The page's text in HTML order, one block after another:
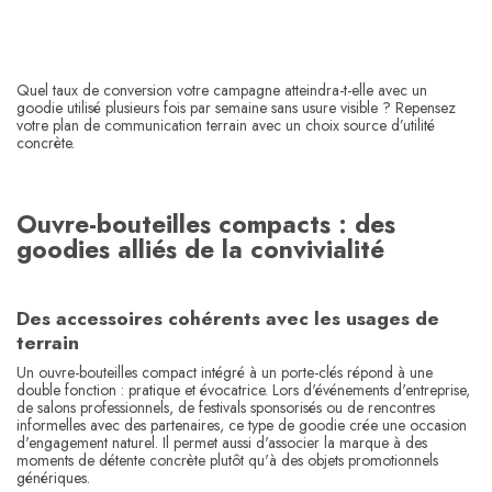
Quel taux de conversion votre campagne atteindra-t-elle avec un
goodie utilisé plusieurs fois par semaine sans usure visible ? Repensez
votre plan de communication terrain avec un choix source d’utilité
concrète.
Ouvre-bouteilles compacts : des
goodies alliés de la convivialité
Des accessoires cohérents avec les usages de
terrain
Un ouvre-bouteilles compact intégré à un porte-clés répond à une
double fonction : pratique et évocatrice. Lors d'événements d'entreprise,
de salons professionnels, de festivals sponsorisés ou de rencontres
informelles avec des partenaires, ce type de goodie crée une occasion
d'engagement naturel. Il permet aussi d'associer la marque à des
moments de détente concrète plutôt qu'à des objets promotionnels
génériques.